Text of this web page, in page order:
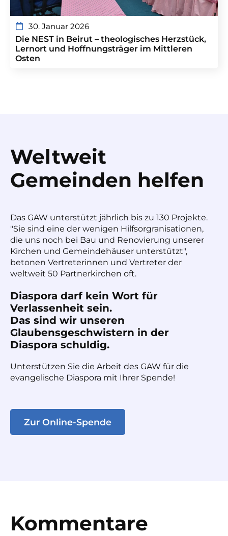
30. Januar 2026
Die NEST in Beirut – theologisches Herzstück,
Lernort und Hoffnungsträger im Mittleren
Osten
Weltweit
Gemeinden helfen
Das GAW unterstützt jährlich bis zu 130 Projekte.
"Sie sind eine der wenigen Hilfsorgranisationen,
die uns noch bei Bau und Renovierung unserer
Kirchen und Gemeindehäuser unterstützt",
betonen Vertreterinnen und Vertreter der
weltweit 50 Partnerkirchen oft.
Diaspora darf kein Wort für
Verlassenheit sein.
Das sind wir unseren
Glaubensgeschwistern in der
Diaspora schuldig.
Unterstützen Sie die Arbeit des GAW für die
evangelische Diaspora mit Ihrer Spende!
Zur Online-Spende
Kommentare